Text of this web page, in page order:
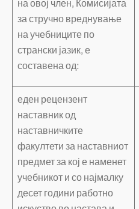
на овој член, Комисијата
за стручно вреднување
на учебниците по
странски јазик, е
составена од:
еден рецензент
наставник од
наставничките
факултети за наставниот
предмет за кој е наменет
учебникот и со најмалку
десет години работно